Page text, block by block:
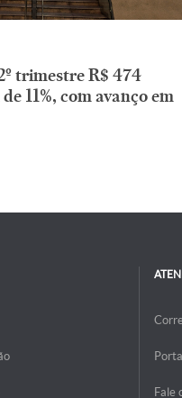
trimestre R$ 474
11%, com avanço em
Fale